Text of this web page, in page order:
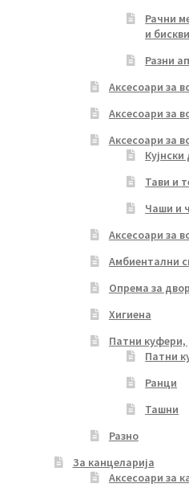
Рачни
и
Разни
Аксесоари за
Аксесоари за
Аксесоари за
Тави и
Чаши и
Аксесоари за
Амбиентални
Опрема за
Хигиена
Патни
Патни
Ранци
Ташни
Разно
За канцеларија
Аксесоари за